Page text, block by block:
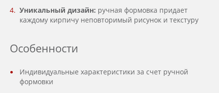
Уникальный дизайн: ручная формовка придает
каждому кирпичу неповторимый рисунок и текстуру
Особенности
Индивидуальные характеристики за счет ручной
формовки